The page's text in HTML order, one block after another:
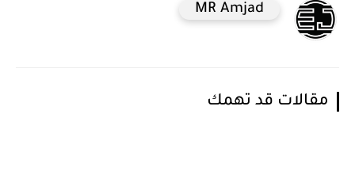
MR Amjad
مقالات قد تهمك